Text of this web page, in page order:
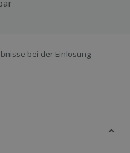
bei der Einlösung